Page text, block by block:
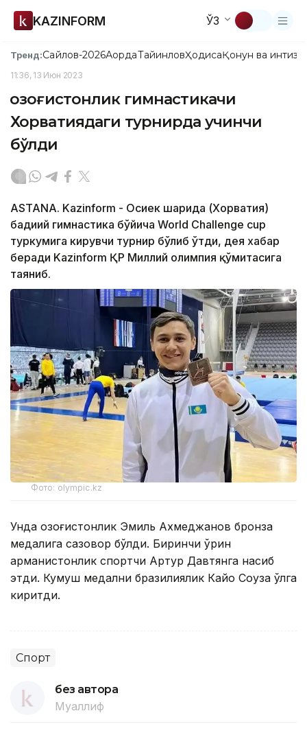
KAZINFORM ЎЗ
Тренд:Сайлов-2026АқордаТайинловҲодисаҚонун ва
11:36, 13 Июн 2023
Қозоғистонлик гимнастикачи
Хорватиядаги турнирда учинчи
бўлди
ASTANA. Kazinform - Осиек шаҳрида (Хорватия)
бадиий гимнастика бўйича World Challenge cup
туркумига кирувчи турнир бўлиб ўтди, дея хабар
беради Kazinform ҚР Миллий олимпия қўмитасига
таяниб.
Фото: olympic.kz
Унда қозоғистонлик Эмиль Ахмеджанов бронза
медалига сазовор бўлди. Биринчи ўрин
арманистонлик спортчи Артур Давтянга насиб
этди. Кумуш медални бразилиялик Кайо Соуза қўлга
киритди.
Спорт
без автора
Муаллиф